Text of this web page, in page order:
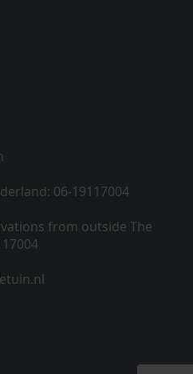
06-19117004
from outside The